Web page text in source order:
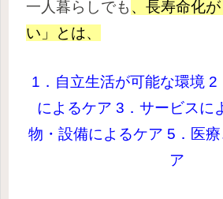
一人暮らしでも 、長寿命化
い」とは、
1．自立生活が可能な環境 2
によるケア 3．サービスに
物・設備によるケア 5．医
ア